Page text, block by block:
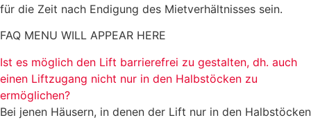
für die Zeit nach Endigung des Mietverhältnisses sein.
FAQ MENU WILL APPEAR HERE
Ist es möglich den Lift barrierefrei zu gestalten, dh. auch
einen Liftzugang nicht nur in den Halbstöcken zu
ermöglichen?
Bei jenen Häusern, in denen der Lift nur in den Halbstöcken